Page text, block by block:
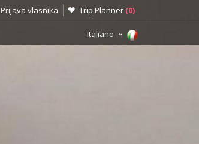
Prijava vlasnika Trip Planner (0)
Italiano